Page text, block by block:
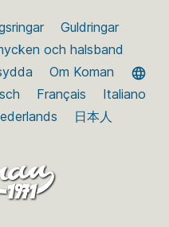
Guldringar
och halsband
Om Koman
Français
Italiano
日本人